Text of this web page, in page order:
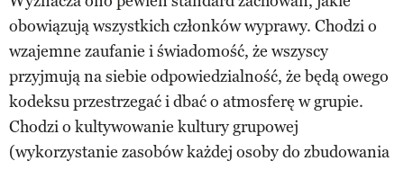
obowiązują wszystkich członków wyprawy. Chodzi o
wzajemne zaufanie i świadomość, że wszyscy
przyjmują na siebie odpowiedzialność, że będą owego
kodeksu przestrzegać i dbać o atmosferę w grupie.
Chodzi o kultywowanie kultury grupowej
(wykorzystanie zasobów każdej osoby do zbudowania